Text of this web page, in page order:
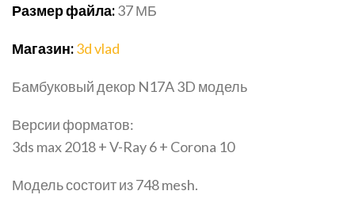
Размер файла:37МБ
Магазин:3d vlad
Бамбуковый декор N17A 3D модель
Версии форматов:
3ds max 2018 + V-Ray 6 + Corona 10
Модель состоит из 748 mesh.